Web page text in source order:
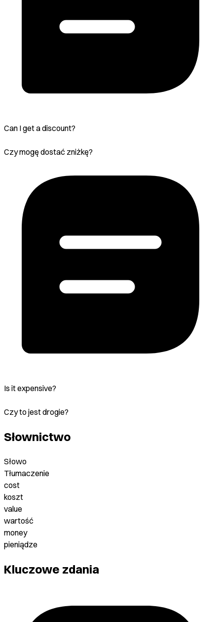
Can I get a discount?
Czy mogę dostać zniżkę?
Is it expensive?
Czy to jest drogie?
Słownictwo
Słowo
Tłumaczenie
cost
koszt
value
wartość
money
pieniądze
Kluczowe zdania